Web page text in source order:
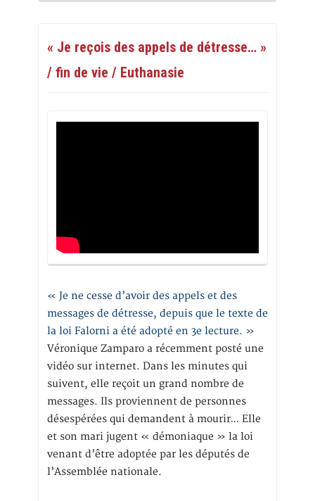
« Je reçois des appels de détresse… »
/ fin de vie / Euthanasie
« Je ne cesse d’avoir des appels et des
messages de détresse, depuis que le texte de
la loi Falorni a été adopté en 3e lecture. »
Véronique Zamparo a récemment posté une
vidéo sur internet. Dans les minutes qui
suivent, elle reçoit un grand nombre de
messages. Ils proviennent de personnes
désespérées qui demandent à mourir… Elle
et son mari jugent « démoniaque » la loi
venant d’être adoptée par les députés de
l’Assemblée nationale.